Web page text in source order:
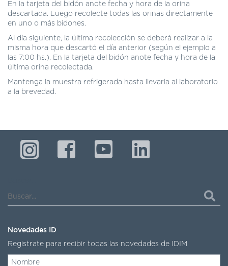
CENTRAL
DE
|
5031-
4100
TURNOS
Y
En la tarjeta del bidón anote fecha y hora de la orina
descartada. Luego recolecte todas las orinas directamente
en uno o más bidones.
Al día siguiente, la última recolección se deberá realizar a la
misma hora que descartó el día anterior (según el ejemplo a
las 7:00 hs.). En la tarjeta del bidón anote fecha y hora de la
última orina recolectada.
Mantenga la muestra refrigerada hasta llevarla al laboratorio
a la brevedad.
Novedades ID
Registrate para recibir todas las novedades de IDIM